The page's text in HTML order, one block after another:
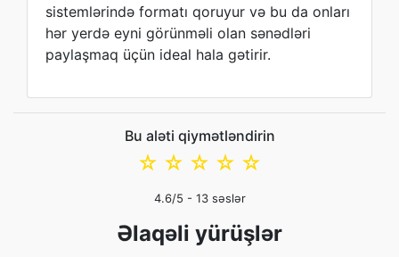
sistemlərində formatı qoruyur və bu da onları
hər yerdə eyni görünməli olan sənədləri
paylaşmaq üçün ideal hala gətirir.
Bu aləti qiymətləndirin
☆
☆
☆
☆
☆
4.6/5 - 13səslər
Əlaqəli yürüşlər